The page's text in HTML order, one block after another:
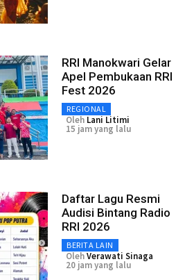
RRI Manokwari Gelar
Apel Pembukaan RRI
Fest 2026
REGIONAL
Oleh Lani Litimi
15 jam yang lalu
Daftar Lagu Resmi
Audisi Bintang Radio
RRI 2026
BERITA LAIN
OlehVerawati Sinaga
20 jam yang lalu